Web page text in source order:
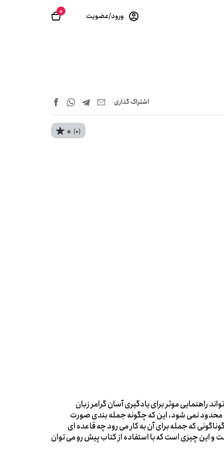
0 ورود/عضویت
اشتراک‌ گذاری
0 (0)
راهنمایی موثر برای یادگیری آسان گرامر زبان
محدود نمی شود، این که چگونه جمله بندی صورت
که جمله برای آن به کار می رود چه قاعده ای
و این چیزی است که با استفاده از کتاب پیش رو می توان